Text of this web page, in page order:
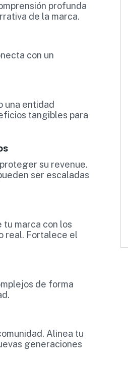
profunda
de la marca.
con un
una entidad
tangibles para
su revenue.
ser escaladas
tu marca con los
real. Fortalece el
de forma
Alinea tu
generaciones